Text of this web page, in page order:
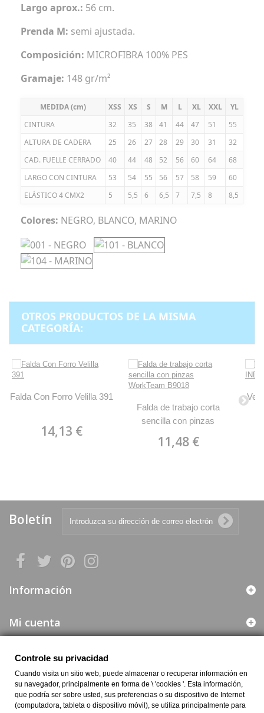
Largo aprox.: 56 cm.
Prenda M: semi ajustada.
Composición: MICROFIBRA 100% PES
Gramaje: 148 gr/m²
MEDIDA (cm) XSS XS S M L XL XXL
YL
CINTURA
32 35 38 41 44 47 51
55
ALTURA DE CADERA
25 26 27 28 29 30 31
32
CAD. FUELLE CERRADO
40 44 48 52 56 60 64
68
LARGO CON CINTURA
53 54 55 56 57 58 59
60
ELÁSTICO 4 CMX2
5 5,5 6 6,5 7 7,5 8 8,5
Colores: NEGRO, BLANCO, MARINO
OTROS PRODUCTOS DE LA MISMA
CATEGORÍA:
Falda Con Forro Velilla 391
14,13 €
Falda de trabajo corta
sencilla con pinzas
11,48 €
Boletín
Información
Mi cuenta
Web segura
Información de la Empresa
Controle su privacidad
Cuando visita un sitio web, puede almacenar o recuperar información en
su navegador, principalmente en forma de \ 'cookies '. Esta información,
que podría ser sobre usted, sus preferencias o su dispositivo de Internet
(computadora, tableta o dispositivo móvil), se utiliza principalmente para